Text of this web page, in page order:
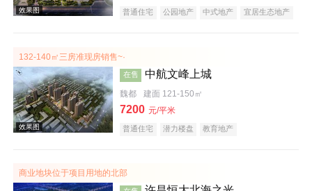
效果图 普通住宅 公园地产 中式地产
宜居生态地产
132-140㎡三房准现房销售~·
在售 中航文峰上城
魏都 建面 121-150㎡
7200 元/平米
普通住宅 潜力楼盘 教育地产
商业地块位于项目用地的北部